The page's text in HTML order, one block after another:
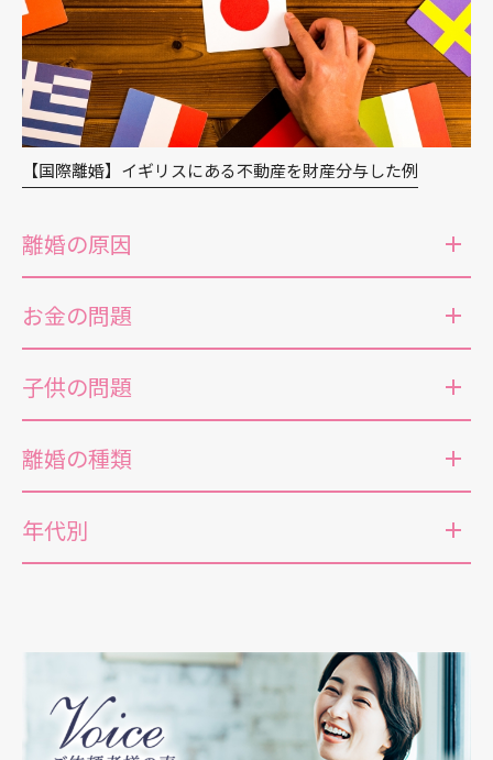
【国際離婚】イギリスにある不動産を財産分与した例
離婚の原因
お金の問題
子供の問題
離婚の種類
年代別